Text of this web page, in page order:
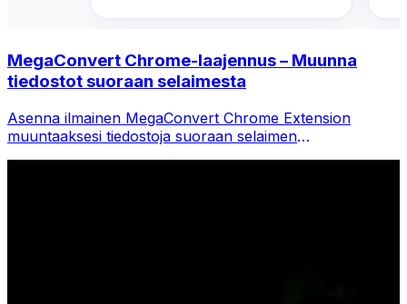
MegaConvert Chrome-laajennus – Muunna
tiedostot suoraan selaimesta
Asenna ilmainen MegaConvert Chrome Extension
muuntaaksesi tiedostoja suoraan selaimen